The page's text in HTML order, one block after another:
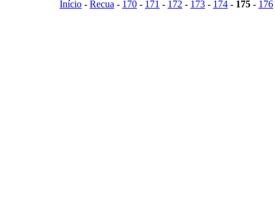
Início - Recua - 170 - 171 - 172 - 173 - 174 - 175 - 176